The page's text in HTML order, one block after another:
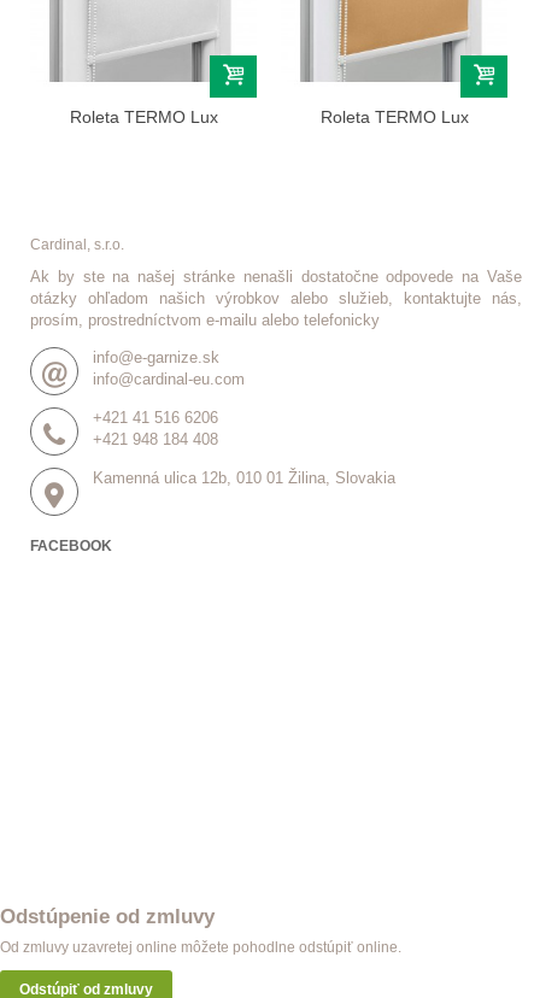
Roleta TERMO Lux
Roleta TERMO Lux
Cardinal, s.r.o.
Ak by ste na našej stránke nenašli dostatočne odpovede na Vaše
otázky ohľadom našich výrobkov alebo služieb, kontaktujte nás,
prosím, prostredníctvom e-mailu alebo telefonicky
info@e-garnize.sk
info@cardinal-eu.com
+421 41 516 6206
+421 948 184 408
Kamenná ulica 12b, 010 01 Žilina, Slovakia
FACEBOOK
Odstúpenie od zmluvy
Od zmluvy uzavretej online môžete pohodlne odstúpiť online.
Odstúpiť od zmluvy